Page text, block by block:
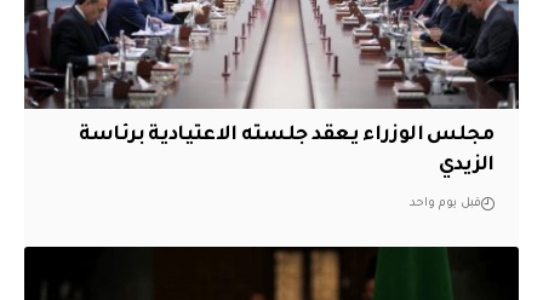
مجلس الوزراء يعقد جلسته الاعتيادية برئاسة
الزيدي
قبل يوم واحد